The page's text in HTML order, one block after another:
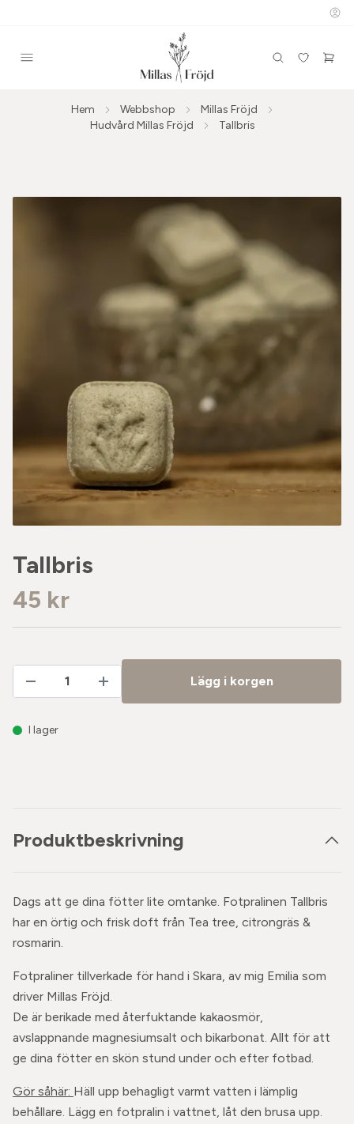
Hem Webbshop
Millas Fröjd
Hudvård Millas Fröjd
Tallbris
Tallbris
45 kr
Lägg i korgen
I lager
Produktbeskrivning
Dags att ge dina fötter lite omtanke. Fotpralinen Tallbris
har en örtig och frisk doft från Tea tree, citrongräs &
rosmarin.
Fotpraliner tillverkade för hand i Skara, av mig Emilia som
driver Millas Fröjd.
De är berikade med återfuktande kakaosmör,
avslappnande magnesiumsalt och bikarbonat. Allt för att
ge dina fötter en skön stund under och efter fotbad.
Gör såhär: Häll upp behagligt varmt vatten i lämplig
behållare. Lägg en fotpralin i vattnet, låt den brusa upp.